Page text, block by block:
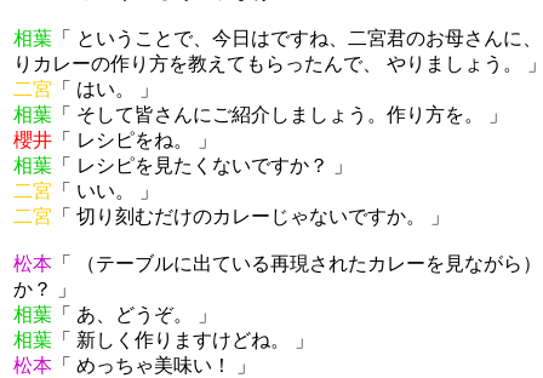
相葉 「 ということで、今日はですね、二宮君のお母さんに
りカレーの作り方を教えてもらったんで、 やりましょう。
二宮 「 はい。 」
相葉 「 そして皆さんにご紹介しましょう。作り方を。 」
櫻井 「 レシピをね。 」
相葉 「 レシピを見たくないですか？ 」
二宮 「 いい。 」
二宮 「 切り刻むだけのカレーじゃないですか。 」
松本 「 （テーブルに出ている再現されたカレーを見ながら
か？ 」
相葉 「 あ、どうぞ。 」
相葉 「 新しく作りますけどね。 」
松本 「 めっちゃ美味い！ 」